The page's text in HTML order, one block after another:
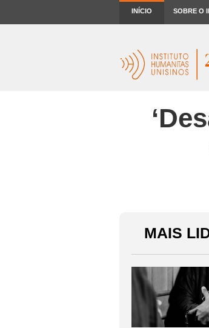
INÍCIO SOBRE O
MAIS